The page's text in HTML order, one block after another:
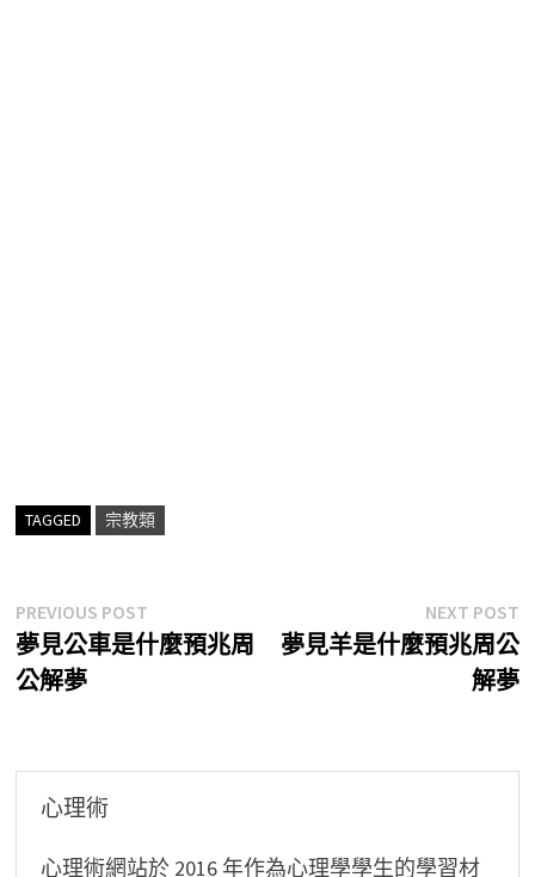
TAGGED 宗教類
文
章
導
PREVIOUS POSTPrevious
post:
夢見公車是什麼預兆周
公解夢
NEXT POST
夢見羊是什麼預兆周公
解夢
心理術
心理術網站於 2016 年作為心理學學生的學習材